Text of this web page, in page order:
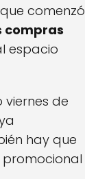
comenzó
compras
espacio
viernes de
hay que
promocional